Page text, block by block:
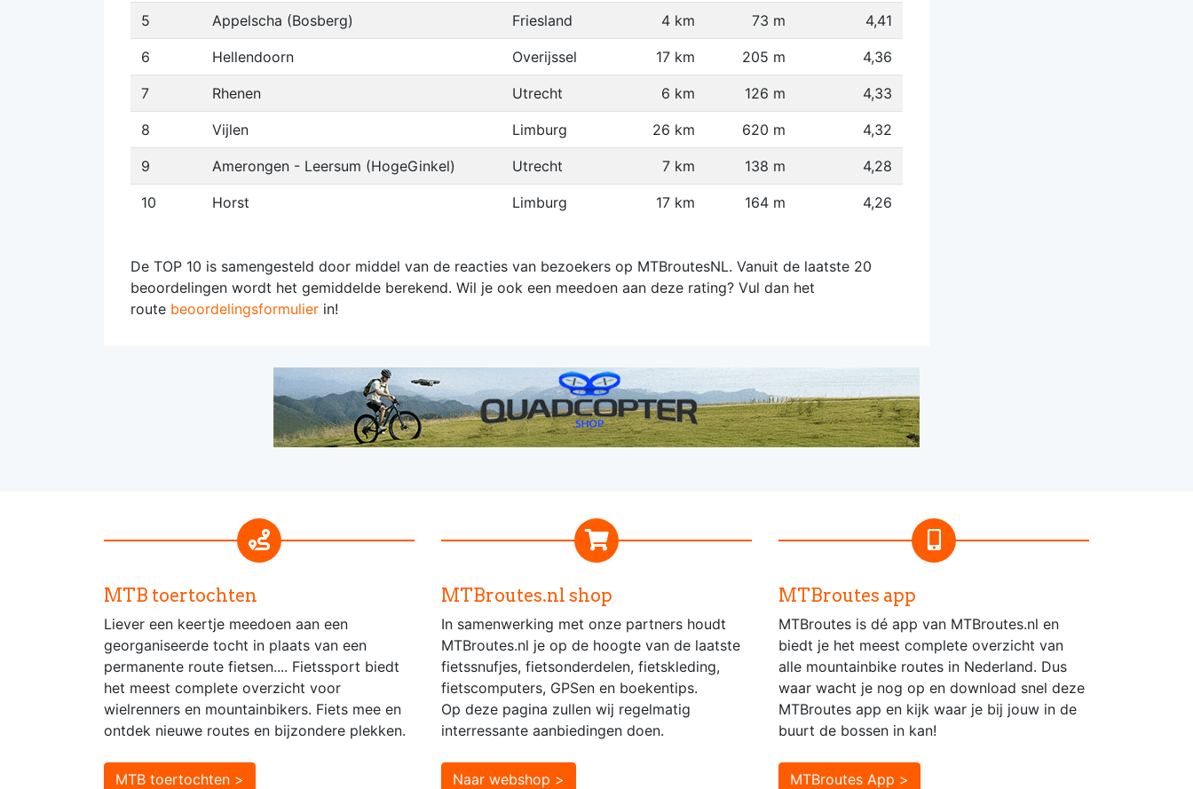
5 Appelscha (Bosberg) Friesland 4 km 73 m 4,41
6 Hellendoorn Overijssel 17 km 205 m 4,36
7 Rhenen Utrecht 6 km 126 m 4,33
8 Vijlen Limburg 26 km 620 m 4,32
9 Amerongen - Leersum (HogeGinkel) Utrecht 7 km 138 m 4,28
10 Horst Limburg 17 km 164 m 4,26
De TOP 10 is samengesteld door middel van de reacties van bezoekers op MTBroutesNL. Vanuit de laatste 20
beoordelingen wordt het gemiddelde berekend. Wil je ook een meedoen aan deze rating? Vul dan het
route beoordelingsformulier in!
MTB toertochten
Liever een keertje meedoen aan een
georganiseerde tocht in plaats van een
permanente route fietsen.... Fietssport biedt
het meest complete overzicht voor
wielrenners en mountainbikers. Fiets mee en
ontdek nieuwe routes en bijzondere plekken.
MTB toertochten >
MTBroutes.nl shop
In samenwerking met onze partners houdt
MTBroutes.nl je op de hoogte van de laatste
fietssnufjes, fietsonderdelen, fietskleding,
fietscomputers, GPSen en boekentips.
Op deze pagina zullen wij regelmatig
interressante aanbiedingen doen.
Naar webshop >
MTBroutes app
MTBroutes is dé app van MTBroutes.nl en
biedt je het meest complete overzicht van
alle mountainbike routes in Nederland. Dus
waar wacht je nog op en download snel deze
MTBroutes app en kijk waar je bij jouw in de
buurt de bossen in kan!
MTBroutes App >